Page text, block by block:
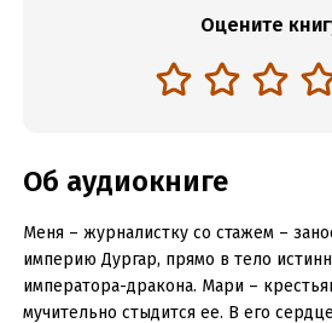
Оцените
Об аудиокниге
Меня – журналистку со стажем –
империю Дургар, прямо в тело
императора-дракона. Мари –
мучительно стыдится ее. В его